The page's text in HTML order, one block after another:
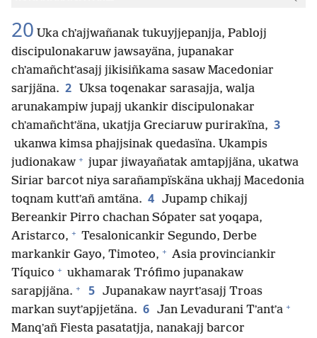
20 Uka chʼajjwañanak tukuyjjepanjja, Pablojj
discipulonakaruw jawsayäna, jupanakar
chʼamañchtʼasajj jikisiñkama sasaw Macedoniar
sarjjäna. 2
Uksa toqenakar sarasajja, walja
arunakampiw jupajj ukankir discipulonakar
chʼamañchtʼäna, ukatjja Greciaruw purirakïna, 3
ukanwa kimsa phajjsinak quedasïna. Ukampis
judionakaw + jupar jiwayañatak amtapjjäna, ukatwa
Siriar barcot niya sarañampïskäna ukhajj Macedonia
toqnam kuttʼañ amtäna. 4 Jupamp chikajj
Bereankir Pirro chachan Sópater sat yoqapa,
Aristarco, + Tesalonicankir Segundo, Derbe
markankir Gayo, Timoteo, + Asia provinciankir
Tíquico + ukhamarak Trófimo jupanakaw
sarapjjäna. + 5 Jupanakaw nayrtʼasajj Troas
markan suytʼapjjetäna. 6 Jan Levadurani Tʼantʼa +
Manqʼañ Fiesta pasatatjja, nanakajj barcor